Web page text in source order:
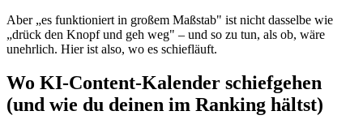
Aber „es funktioniert in großem Maßstab" ist nicht dasselbe wie
„drück den Knopf und geh weg" – und so zu tun, als ob, wäre
unehrlich. Hier ist also, wo es schiefläuft.
Wo KI-Content-Kalender schiefgehen
(und wie du deinen im Ranking hältst)